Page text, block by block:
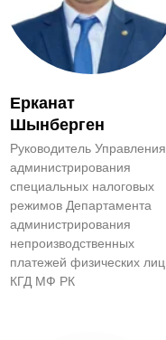
Ерканат
Шынберген
Руководитель Управления
администрирования
специальных налоговых
режимов Департамента
администрирования
непроизводственных
платежей физических лиц
КГД МФ РК